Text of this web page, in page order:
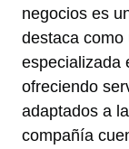
negocios es
destaca como
especializada
ofreciendo
adaptados a
compañía